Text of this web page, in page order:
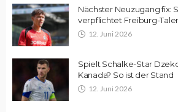
Nächster Neuzugang fix:
verpflichtet Freiburg-
12. Juni 2026
Spielt Schalke-Star
Kanada? So ist der Stand
12. Juni 2026